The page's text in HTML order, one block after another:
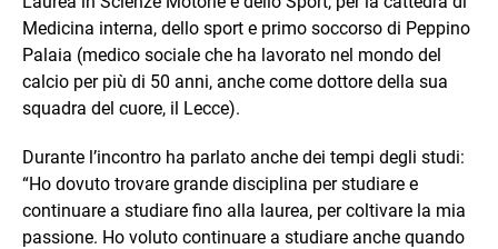
Medicina interna, dello sport e primo soccorso di Peppino
Palaia (medico sociale che ha lavorato nel mondo del
calcio per più di 50 anni, anche come dottore della sua
squadra del cuore, il Lecce).
Durante l’incontro ha parlato anche dei tempi degli studi:
“Ho dovuto trovare grande disciplina per studiare e
continuare a studiare fino alla laurea, per coltivare la mia
passione. Ho voluto continuare a studiare anche quando